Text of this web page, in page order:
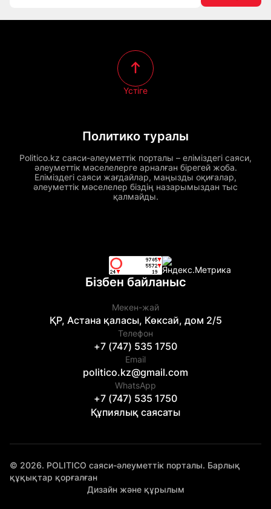
Политико туралы
Politico.kz саяси-әлеуметтік порталы – еліміздегі саяси,
әлеуметтік мәселелерге арналған бірегей жоба.
Еліміздегі саяси жағдайлар, маңызды оқиғалар,
әлеуметтік мәселелер біздің назарымыздан тыс
қалмайды.
Үстіге
Бізбен байланыс
Мекен-жай
ҚР, Астана қаласы, Көксай, дом 2/5
Телефон
+7 (747) 535 1750
Email
politico.kz@gmail.com
WhatsApp
+7 (747) 535 1750
Құпиялық саясаты
© 2026. POLITICO саяси-әлеуметтік порталы. Барлық
құқықтар қорғалған
Дизайн және құрылым